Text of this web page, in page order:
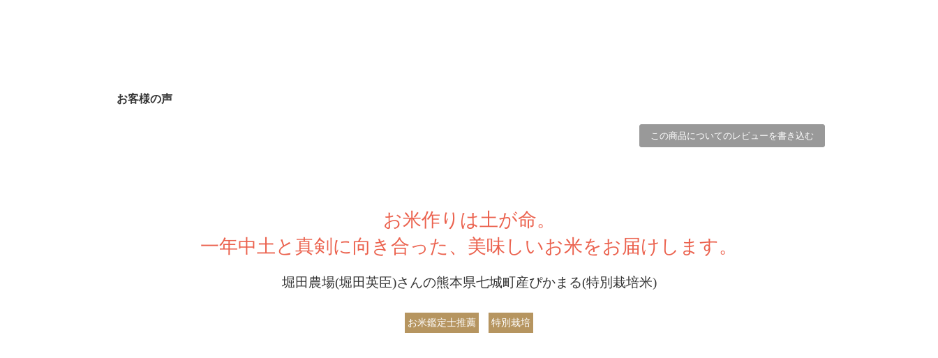
お客様の声
この商品についてのレビューを書き込む
お米作りは土が命。
一年中土と真剣に向き合った、美味しいお米をお届けします。
堀田農場(堀田英臣)さんの熊本県七城町産ぴかまる(特別栽培米)
お米鑑定士推薦 特別栽培